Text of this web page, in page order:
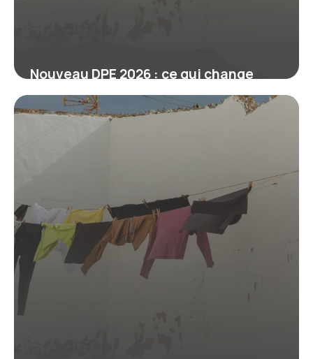
Nouveau DPE 2026 : ce qui change
pour votre logement et vos travaux
6 juin 2026